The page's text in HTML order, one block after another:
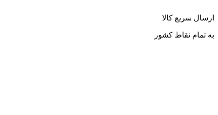
ارسال سریع کالا
به تمام نقاط کشور